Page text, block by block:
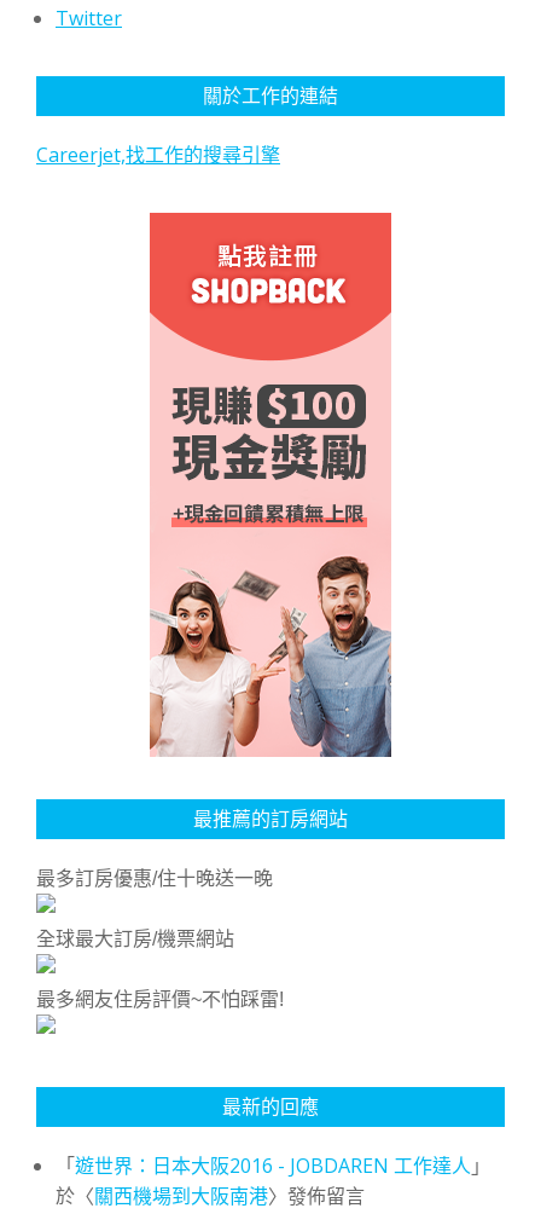
Twitter
關於工作的連結
Careerjet,找工作的搜尋引擎
最推薦的訂房網站
最多訂房優惠/住十晚送一晚
全球最大訂房/機票網站
最多網友住房評價~不怕踩雷!
最新的回應
「遊世界：日本大阪2016 - JOBDAREN 工作達人 」
於〈關西機場到大阪南港〉發佈留言